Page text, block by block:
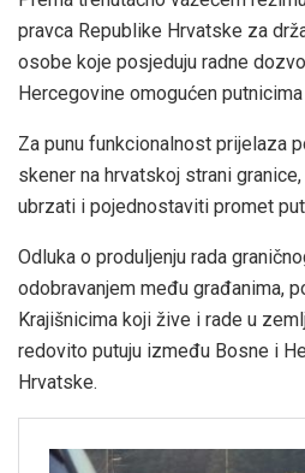
pravca Republike Hrvatske za
osobe koje posjeduju radne
Hercegovine omogućen
Za punu funkcionalnost prijelaza
skener na hrvatskoj strani
ubrzati i pojednostaviti promet
Odluka o produljenju rada
odobravanjem među građanima,
Krajišnicima koji žive i rade u
redovito putuju između Bosne i
Hrvatske.